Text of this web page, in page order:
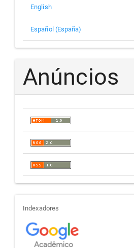
English
Español (España)
Anúncios
indexadores
Indexadores